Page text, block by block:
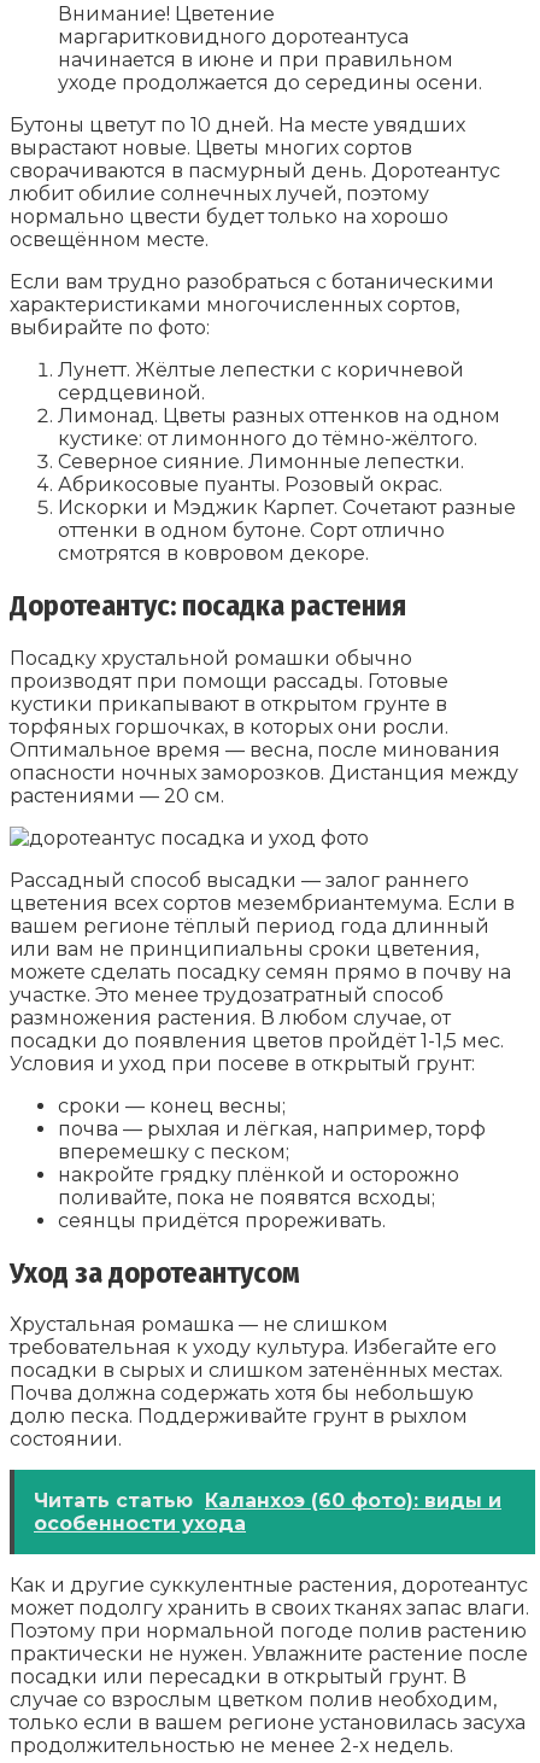
Внимание! Цветение
маргаритковидного доротеантуса
начинается в июне и при правильном
уходе продолжается до середины осени.
Бутоны цветут по 10 дней. На месте увядших
вырастают новые. Цветы многих сортов
сворачиваются в пасмурный день. Доротеантус
любит обилие солнечных лучей, поэтому
нормально цвести будет только на хорошо
освещённом месте.
Если вам трудно разобраться с ботаническими
характеристиками многочисленных сортов,
выбирайте по фото:
Лунетт. Жёлтые лепестки с коричневой
сердцевиной.
Лимонад. Цветы разных оттенков на одном
кустике: от лимонного до тёмно-жёлтого.
Северное сияние. Лимонные лепестки.
Абрикосовые пуанты. Розовый окрас.
Искорки и Мэджик Карпет. Сочетают разные
оттенки в одном бутоне. Сорт отлично
смотрятся в ковровом декоре.
Доротеантус: посадка растения
Посадку хрустальной ромашки обычно
производят при помощи рассады. Готовые
кустики прикапывают в открытом грунте в
торфяных горшочках, в которых они росли.
Оптимальное время — весна, после минования
опасности ночных заморозков. Дистанция между
растениями — 20 см.
Рассадный способ высадки — залог раннего
цветения всех сортов мезембриантемума. Если в
вашем регионе тёплый период года длинный
или вам не принципиальны сроки цветения,
можете сделать посадку семян прямо в почву на
участке. Это менее трудозатратный способ
размножения растения. В любом случае, от
посадки до появления цветов пройдёт 1-1,5 мес.
Условия и уход при посеве в открытый грунт:
сроки — конец весны;
почва — рыхлая и лёгкая, например, торф
вперемешку с песком;
накройте грядку плёнкой и осторожно
поливайте, пока не появятся всходы;
сеянцы придётся прореживать.
Уход за доротеантусом
Хрустальная ромашка — не слишком
требовательная к уходу культура. Избегайте его
посадки в сырых и слишком затенённых местах.
Почва должна содержать хотя бы небольшую
долю песка. Поддерживайте грунт в рыхлом
состоянии.
Читать статью
Каланхоэ (60 фото): виды и
особенности ухода
Как и другие суккулентные растения, доротеантус
может подолгу хранить в своих тканях запас влаги.
Поэтому при нормальной погоде полив растению
практически не нужен. Увлажните растение после
посадки или пересадки в открытый грунт. В
случае со взрослым цветком полив необходим,
только если в вашем регионе установилась засуха
продолжительностью не менее 2-х недель.